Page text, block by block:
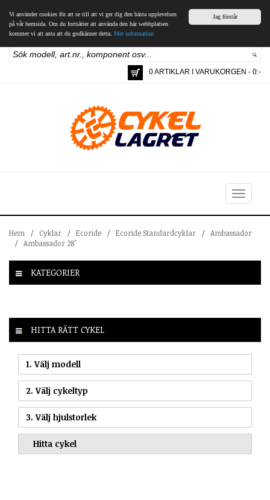
Jag förstår
Vi använder cookies för att se till att vi ger dig den bästa upplevelsen
på vår hemsida. Om du fortsätter att använda den här webbplatsen
kommer vi att anta att du godkänner detta. Mer information
0 ARTIKLAR I VARUKORGEN - 0:-
Toggle
navigation
Hem / Cyklar / Ecoride / Ecoride Standardcyklar / Ambassador
/ Ambassador 28"
KATEGORIER
HITTA RÄTT CYKEL
1. Välj modell
2. Välj cykeltyp
3. Välj hjulstorlek